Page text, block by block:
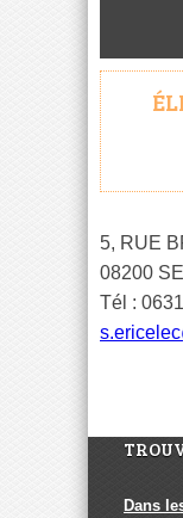
5, RUE
08200
Tél :
Dans